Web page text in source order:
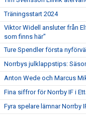
Träningsstart 2024
Viktor Widell ansluter från
som finns här"
Ture Spendler första
Norrbys julklappstips:
Anton Wede och Marcus
Fina siffror för Norrby IF i
Fyra spelare lämnar Norrby